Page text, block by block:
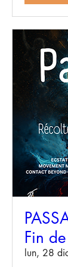
Fin
lun, 28